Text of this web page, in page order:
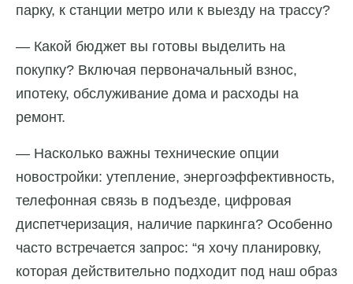
парку, к станции метро или к выезду на трассу?
— Какой бюджет вы готовы выделить на
покупку? Включая первоначальный взнос,
ипотеку, обслуживание дома и расходы на
ремонт.
— Насколько важны технические опции
новостройки: утепление, энергоэффективность,
телефонная связь в подъезде, цифровая
диспетчеризация, наличие паркинга? Особенно
часто встречается запрос: “я хочу планировку,
которая действительно подходит под наш образ